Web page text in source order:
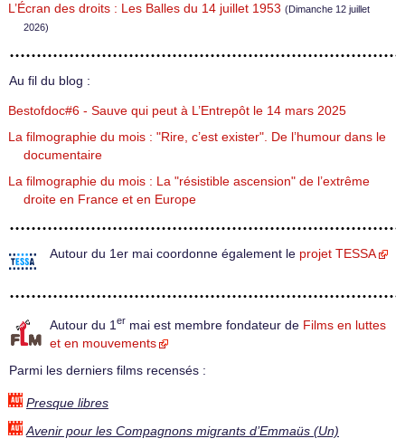
L’Écran des droits : Les Balles du 14 juillet 1953 (Dimanche 12 juillet
2026)
Au fil du blog :
Bestofdoc#6 - Sauve qui peut à L’Entrepôt le 14 mars 2025
La filmographie du mois : "Rire, c’est exister". De l’humour dans le
documentaire
La filmographie du mois : La "résistible ascension" de l’extrême
droite en France et en Europe
Autour du 1er mai coordonne également le projet TESSA
Autour du 1 er mai est membre fondateur de Films en luttes
et en mouvements
Parmi les derniers films recensés :
Presque libres
Avenir pour les Compagnons migrants d’Emmaüs (Un)